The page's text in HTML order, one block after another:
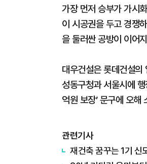
가장 먼저 승부가 가시
이 시공권을 두고 경쟁
을 둘러싼 공방이 이어
대우건설은 롯데건설
성동구청과 서울시에
억원 보장’ 문구에 오
관련기사
재건축 꿈꾸는 1기 신